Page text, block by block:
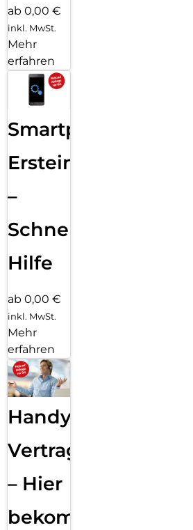
ab 0,00 €
inkl. MwSt.
Mehr
erfahren
Smartphone
Ersteinrichtung
–
Schnelle
Hilfe
ab 0,00 €
inkl. MwSt.
Mehr
erfahren
Handy
Vertragsabwicklung
– Hier
bekommst